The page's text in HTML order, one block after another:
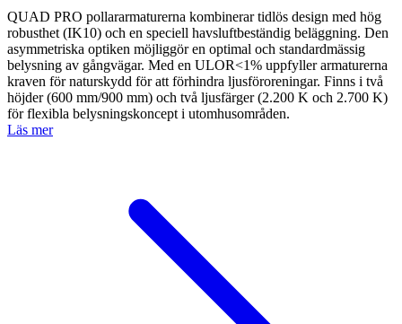
QUAD PRO pollararmaturerna kombinerar tidlös design med hög
robusthet (IK10) och en speciell havsluftbeständig beläggning. Den
asymmetriska optiken möjliggör en optimal och standardmässig
belysning av gångvägar. Med en ULOR<1% uppfyller armaturerna
kraven för naturskydd för att förhindra ljusföroreningar. Finns i två
höjder (600 mm/900 mm) och två ljusfärger (2.200 K och 2.700 K)
för flexibla belysningskoncept i utomhusområden.
Läs mer